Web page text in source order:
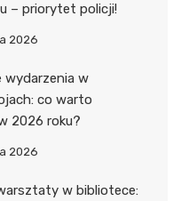
– priorytet policji!
2026
wydarzenia w
co warto
2026 roku?
2026
w bibliotece: